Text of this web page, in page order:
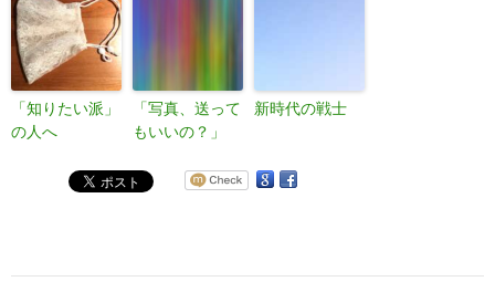
「知りたい派」
の人へ
「写真、送って
もいいの？」
新時代の戦士